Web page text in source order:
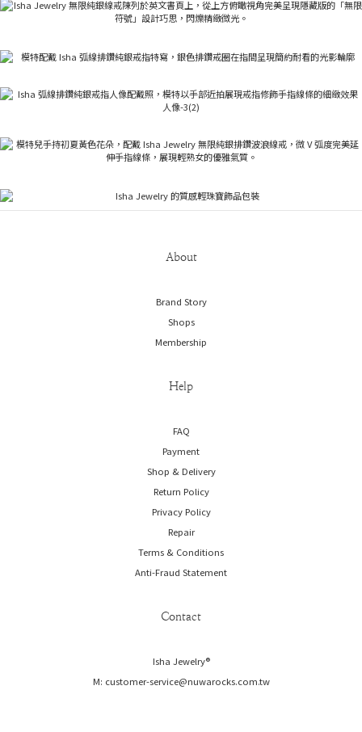
About
Brand Story
Shops
Membership
Help
FAQ
Payment
Shop & Delivery
Return Policy
Privacy Policy
Repair
Terms & Conditions
Anti-Fraud Statement
Contact
Isha Jewelry®️
M: customer-service@nuwarocks.com.tw